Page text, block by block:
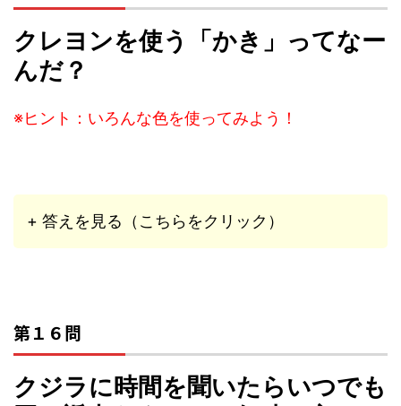
クレヨンを使う「かき」ってなー
んだ？
※ヒント：いろんな色を使ってみよう！
+ 答えを見る（こちらをクリック）
第１６問
クジラに時間を聞いたらいつでも